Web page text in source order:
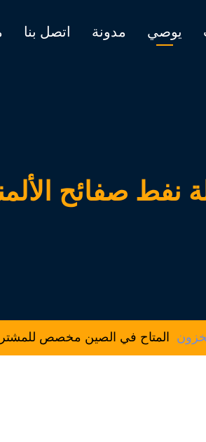
يوصي مدونة اتصل بنا
المتاح في الصين مخصص